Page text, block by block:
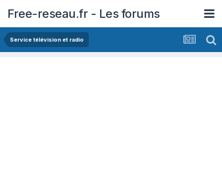
Free-reseau.fr - Les forums
Service télévision et radio